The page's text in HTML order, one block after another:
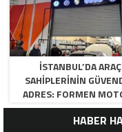
İSTANBUL’DA ARAÇ
SAHIPLERININ
ADRES: FORMEN
HABER